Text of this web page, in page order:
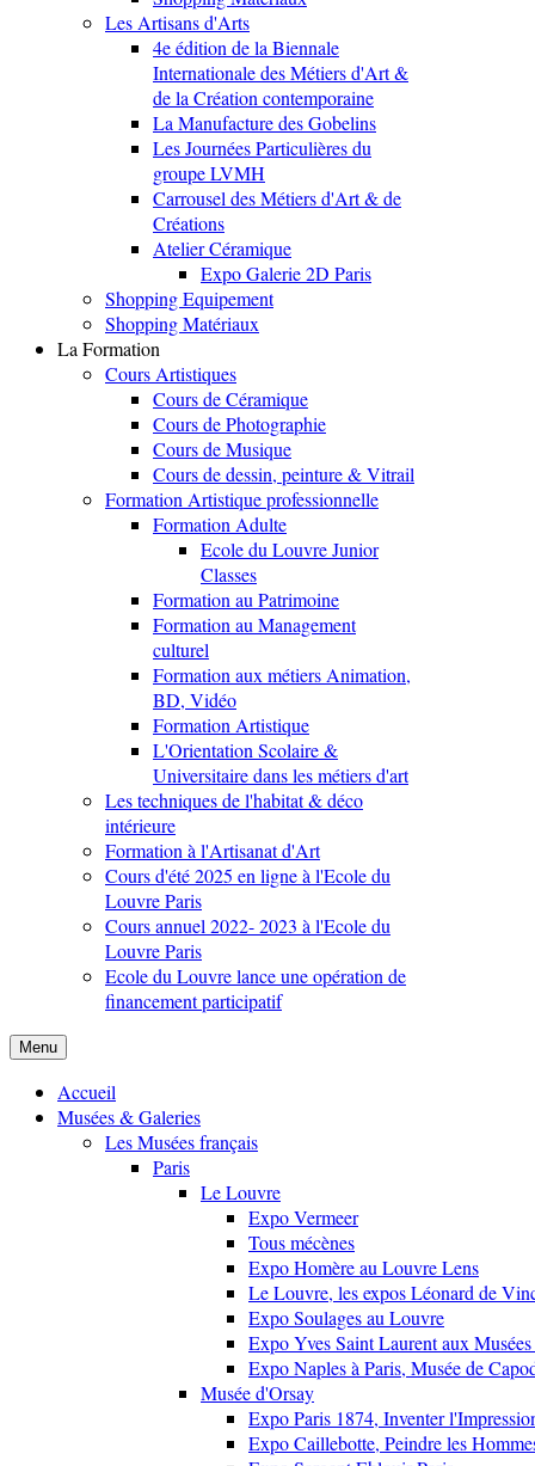
Les Artisans d'Arts
4e édition de la Biennale
Internationale des Métiers d'Art &
de la Création contemporaine
La Manufacture des Gobelins
Les Journées Particulières du
groupe LVMH
Carrousel des Métiers d'Art & de
Créations
Atelier Céramique
Expo Galerie 2D Paris
Shopping Equipement
Shopping Matériaux
La Formation
Cours Artistiques
Cours de Céramique
Cours de Photographie
Cours de Musique
Cours de dessin, peinture & Vitrail
Formation Artistique professionnelle
Formation Adulte
Ecole du Louvre Junior
Classes
Formation au Patrimoine
Formation au Management
culturel
Formation aux métiers Animation,
BD, Vidéo
Formation Artistique
L'Orientation Scolaire &
Universitaire dans les métiers d'art
Les techniques de l'habitat & déco
intérieure
Formation à l'Artisanat d'Art
Cours d'été 2025 en ligne à l'Ecole du
Louvre Paris
Cours annuel 2022- 2023 à l'Ecole du
Louvre Paris
Ecole du Louvre lance une opération de
financement participatif
Menu
Accueil
Musées & Galeries
Les Musées français
Paris
Le Louvre
Expo Vermeer
Tous mécènes
Expo Homère au Louvre Lens
Le Louvre, les expos Léonard de
Expo Soulages au Louvre
Expo Yves Saint Laurent aux
Expo Naples à Paris, Musée de
Musée d'Orsay
Expo Paris 1874, Inventer
Expo Caillebotte, Peindre les